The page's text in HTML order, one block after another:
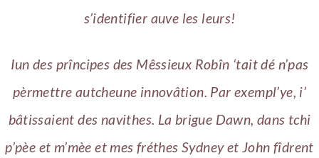
s’identifier auve les leurs!
Iun des prîncipes des Mêssieux Robîn ‘tait dé n’pas
pèrmettre autcheune innovâtion. Par exempl’ye, i’
bâtissaient des navithes. La brigue Dawn, dans tchi
p’pèe et m’mèe et mes fréthes Sydney et John fîdrent